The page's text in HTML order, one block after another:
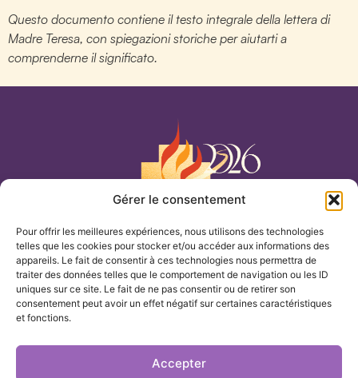
Gérer le consentement
Pour offrir les meilleures expériences, nous utilisons des technologies
telles que les cookies pour stocker et/ou accéder aux informations des
appareils. Le fait de consentir à ces technologies nous permettra de
traiter des données telles que le comportement de navigation ou les ID
uniques sur ce site. Le fait de ne pas consentir ou de retirer son
consentement peut avoir un effet négatif sur certaines caractéristiques
et fonctions.
Accepter
Questo documento contiene il testo integrale della lettera di
Madre Teresa, con spiegazioni storiche per aiutarti a
comprenderne il significato.
CASA
TEMI
LA NOSTRA PRESENZA